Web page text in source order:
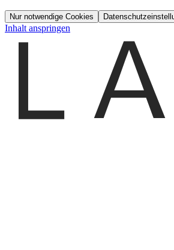
Nur notwendige Cookies
Inhalt anspringen